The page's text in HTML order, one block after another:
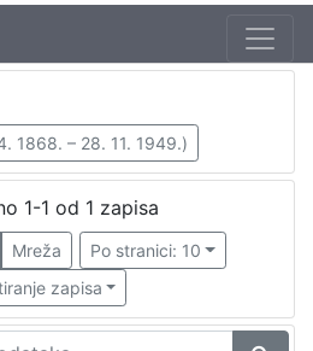
1868. – 28. 11. 1949.)
1-1 od 1 zapisa
Mreža
Po stranici: 10
zapisa